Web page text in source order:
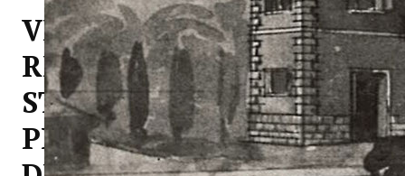
VIN DE ROSA -
REVITALIZACIJA I
STANDARDIZACIJA
PROIZVODNJE I ZAŠTITE